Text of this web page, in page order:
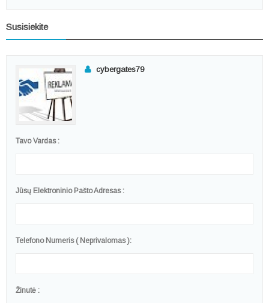
Susisiekite
cybergates79
Tavo Vardas :
Jūsų Elektroninio Pašto Adresas :
Telefono Numeris ( Neprivalomas ):
Žinutė :